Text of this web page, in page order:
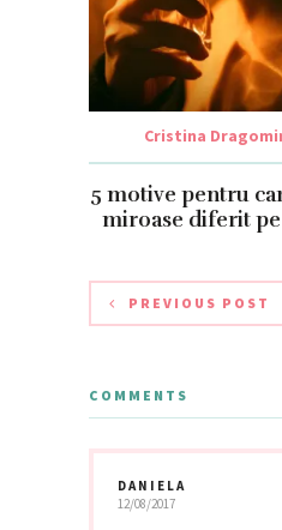
Cristina
5 motive pentru
miroase diferit
PREVIOUS POST
COMMENTS
DANIELA
12/08/2017